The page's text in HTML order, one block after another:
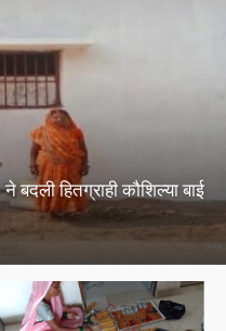
बदली हितग्राही कौशिल्या बाई